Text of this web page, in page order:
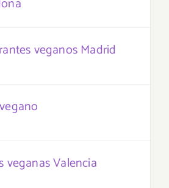
veganos Madrid
veganas Valencia